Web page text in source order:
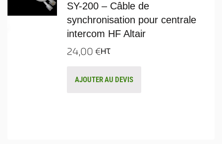
SY-200 – Câble de
synchronisation pour centrale
intercom HF Altair
24,00€HT
AJOUTER AU DEVIS